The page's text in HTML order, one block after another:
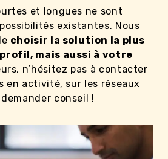
et longues ne sont
existantes. Nous
choisir la solution la plus
mais aussi à votre
n’hésitez pas à contacter
en activité, sur les réseaux
conseil !